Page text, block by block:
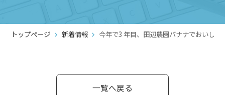
トップページ 新着情報 今年で3 年目、田辺農園バナナでおいし
一覧へ戻る